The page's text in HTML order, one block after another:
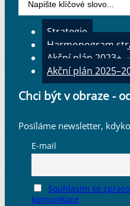
Strategie
Harmonogram
Akční plán 2023+
Akční plán
Chci být v obraze -
Posíláme newsletter,
E-mail
Souhlasím se
komunikace